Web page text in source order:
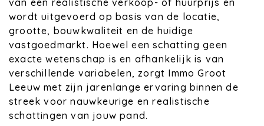
wordt uitgevoerd op basis van de locatie,
grootte, bouwkwaliteit en de huidige
vastgoedmarkt. Hoewel een schatting geen
exacte wetenschap is en afhankelijk is van
verschillende variabelen, zorgt Immo Groot
Leeuw met zijn jarenlange ervaring binnen de
streek voor nauwkeurige en realistische
schattingen van jouw pand.